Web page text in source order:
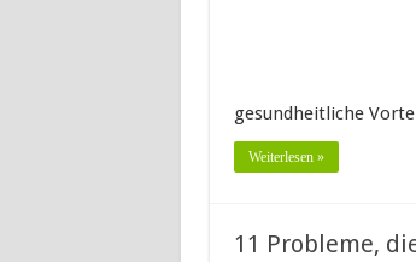
gesundheitliche
Weiterlesen »
11 Probleme,